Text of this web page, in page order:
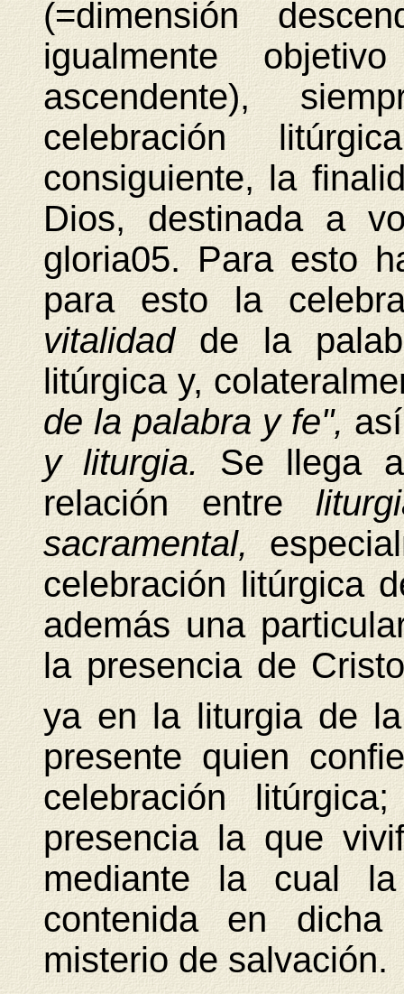
(=dimensión
igualmente
ascendente),
celebración
consiguiente, la
Dios, destinada a
gloria05. Para esto
para esto la
vitalidad de la
litúrgica y,
de la palabra y fe",
y liturgia.Se llega
relación entre
sacramental,
celebración litúrgica
además una
la presencia de
ya en la liturgia de
presente quien
celebración
presencia la que
mediante la cual
contenida en
misterio de salvación.